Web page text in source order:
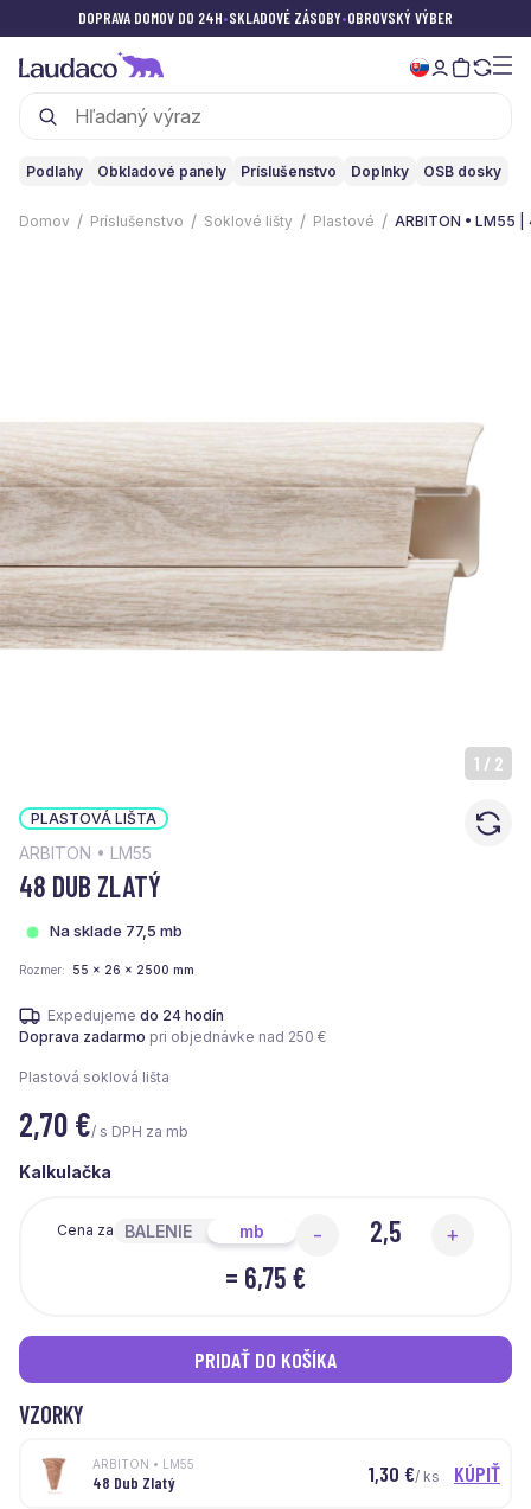
DOPRAVA DOMOV DO 24H•SKLADOVÉ ZÁSOBY•OBROVSKÝ VÝBER
Podlahy Obkladové panely Príslušenstvo Doplnky OSB dosky
Domov Príslušenstvo Soklové lišty Plastové ARBITON • LM55
1 / 2
PLASTOVÁ LIŠTA
ARBITON • LM55
48 DUB ZLATÝ
Na sklade 77,5 mb
Rozmer 55 x 26 x 2500 mm
Expedujeme do 24 hodín
Doprava zadarmo pri objednávke nad 250 €
Plastová soklová lišta
2,70 €/ s DPH za mb
Kalkulačka
Cena za BALENIE mb - +
= 6,75 €
PRIDAŤ DO KOŠÍKA
VZORKY
ARBITON • LM55
48 Dub Zlatý 1,30 €/ ks KÚPIŤ